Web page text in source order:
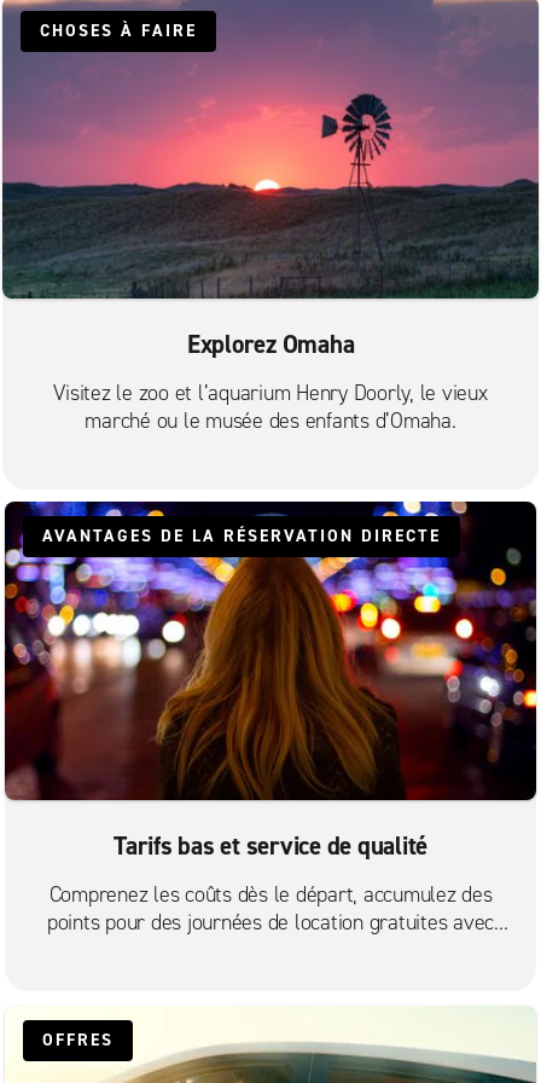
CHOSES À FAIRE
Explorez Omaha
Visitez le zoo et l’aquarium Henry Doorly, le vieux
marché ou le musée des enfants d’Omaha.
AVANTAGES DE LA RÉSERVATION DIRECTE
Tarifs bas et service de qualité
Comprenez les coûts dès le départ, accumulez des
points pour des journées de location gratuites avec
OFFRES